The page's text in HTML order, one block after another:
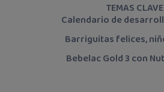
TEMAS CLAVE
Calendario de
Barriguitas felices,
Bebelac Gold 3 con